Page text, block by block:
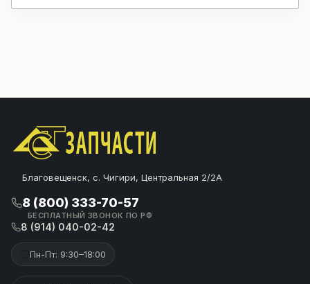
Благовещенск, с. Чигири, Центральная 2/2А
8 (800) 333-70-57
БЕСПЛАТНЫЙ ЗВОНОК ПО РФ
8 (914) 040-02-42
Пн-Пт: 9:30–18:00